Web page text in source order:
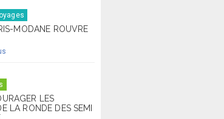
MODANE ROUVRE
LES
LA RONDE DES SEMI